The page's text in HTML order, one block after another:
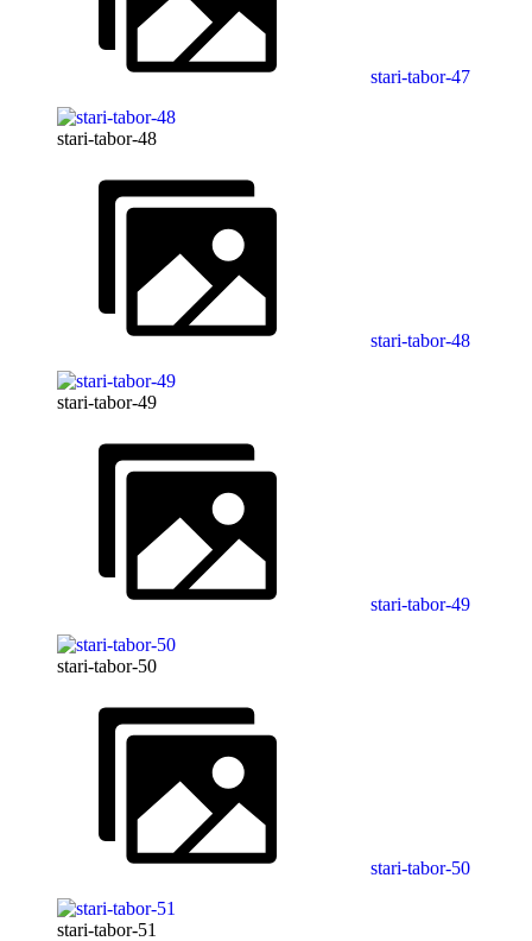
stari-tabor-47
stari-tabor-48
stari-tabor-48
stari-tabor-49
stari-tabor-49
stari-tabor-50
stari-tabor-50
stari-tabor-51